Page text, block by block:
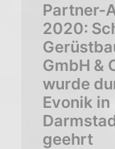
Partner-
2020:
GmbH &
wurde
Evonik in
geehrt